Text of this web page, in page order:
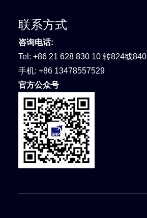
联系方式
咨询电话:
Tel: +86 21 628 830 10 转824或840
手机: +86 13478557529
官方公众号